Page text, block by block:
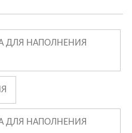
ДЛЯ НАПОЛНЕНИЯ
ДЛЯ НАПОЛНЕНИЯ